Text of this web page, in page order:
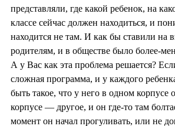
представляли, где какой ребенок, на
классе сейчас должен находиться, и
находится не там. И как бы ставили на
родителям, и в обществе было более-
А у Вас как эта проблема решается?
сложная программа, и у каждого
быть такое, что у него в одном корпусе
корпусе — другое, и он где-то там
момент он начал прогуливать, или не